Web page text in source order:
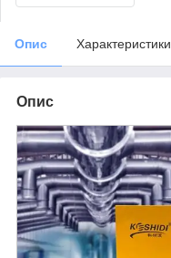
Опис Характеристики
Опис